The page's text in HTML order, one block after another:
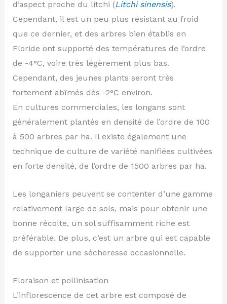
d’aspect proche du litchi (Litchi sinensis).
Cependant, il est un peu plus résistant au froid
que ce dernier, et des arbres bien établis en
Floride ont supporté des températures de l’ordre
de -4°C, voire très légèrement plus bas.
Cependant, des jeunes plants seront très
fortement abîmés dès -2°C environ.
En cultures commerciales, les longans sont
généralement plantés en densité de l’ordre de 100
à 500 arbres par ha. Il existe également une
technique de culture de variété nanifiées cultivées
en forte densité, de l’ordre de 1500 arbres par ha.
Les longaniers peuvent se contenter d’une gamme
relativement large de sols, mais pour obtenir une
bonne récolte, un sol suffisamment riche est
préférable. De plus, c’est un arbre qui est capable
de supporter une sécheresse occasionnelle.
Floraison et pollinisation
L’inflorescence de cet arbre est composé de